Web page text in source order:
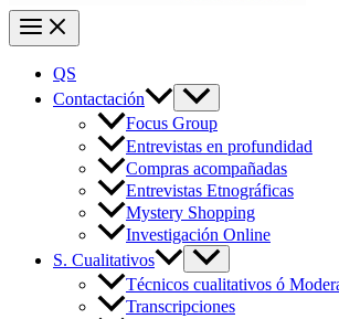
QS
Contactación
Focus Group
Entrevistas en profundidad
Compras acompañadas
Entrevistas Etnográficas
Mystery Shopping
Investigación Online
S. Cualitativos
Técnicos cualitativos ó
Transcripciones